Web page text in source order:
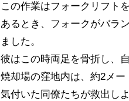
この作業はフォークリフト
あるとき、フォークがバラ
ました。
彼はこの時両足を骨折し、
焼却場の窪地内は、約2メー
気付いた同僚たちが救出し